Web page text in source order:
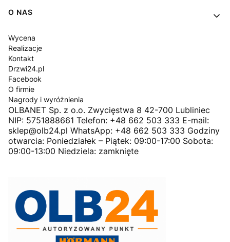
O NAS
Wycena
Realizacje
Kontakt
Drzwi24.pl
Facebook
O firmie
Nagrody i wyróżnienia
OLBANET Sp. z o.o. Zwycięstwa 8 42-700 Lubliniec
NIP: 5751888661 Telefon: +48 662 503 333 E-mail:
sklep@olb24.pl WhatsApp: +48 662 503 333 Godziny
otwarcia: Poniedziałek – Piątek: 09:00-17:00 Sobota:
09:00-13:00 Niedziela: zamknięte